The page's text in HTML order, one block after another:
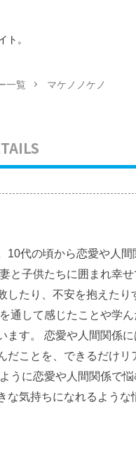
ト。
一覧 マケノノケノ
10代の頃から恋愛や人
と子供たちに囲まれ幸
したり、不安を抱えた
通して感じたことや学
ます。 恋愛や人間関係
だことを、できるだけ
うに恋愛や人間関係で
な気持ちになれるよう